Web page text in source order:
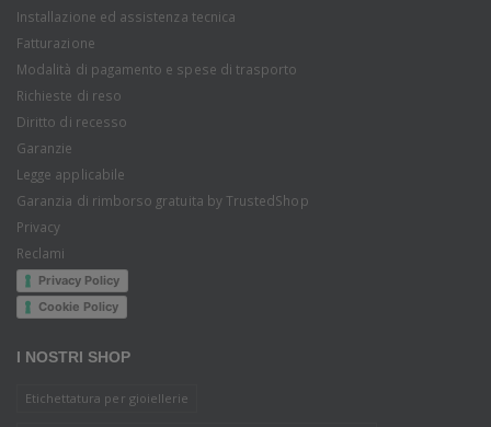
Installazione ed assistenza tecnica
Fatturazione
Modalità di pagamento e spese di trasporto
Richieste di reso
Diritto di recesso
Garanzie
Legge applicabile
Garanzia di rimborso gratuita by TrustedShop
Privacy
Reclami
Privacy Policy
Cookie Policy
I NOSTRI SHOP
Etichettatura per gioiellerie